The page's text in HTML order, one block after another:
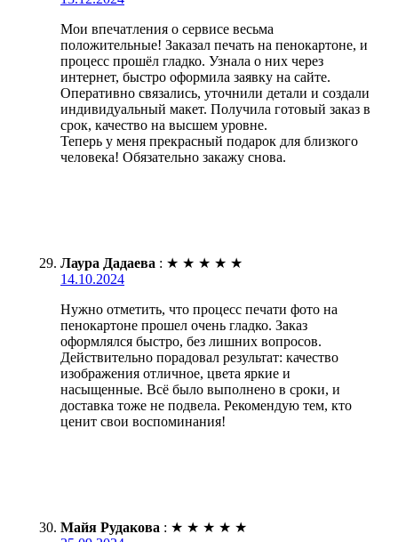
Мои впечатления о сервисе весьма
положительные! Заказал печать на пенокартоне, и
процесс прошёл гладко. Узнала о них через
интернет, быстро оформила заявку на сайте.
Оперативно связались, уточнили детали и создали
индивидуальный макет. Получила готовый заказ в
срок, качество на высшем уровне.
Теперь у меня прекрасный подарок для близкого
человека! Обязательно закажу снова.
Лаура Дадаева : ★ ★ ★ ★ ★
14.10.2024
Нужно отметить, что процесс печати фото на
пенокартоне прошел очень гладко. Заказ
оформлялся быстро, без лишних вопросов.
Действительно порадовал результат: качество
изображения отличное, цвета яркие и
насыщенные. Всё было выполнено в сроки, и
доставка тоже не подвела. Рекомендую тем, кто
ценит свои воспоминания!
Майя Рудакова : ★ ★ ★ ★ ★